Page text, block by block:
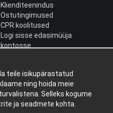
Klienditeenindus
Ostutingimused
CPR koolitused
Logi sisse edasimüüja
kontosse
teile isikupärastatud
ning hoida meie
Selleks kogume
ja seadmete kohta.